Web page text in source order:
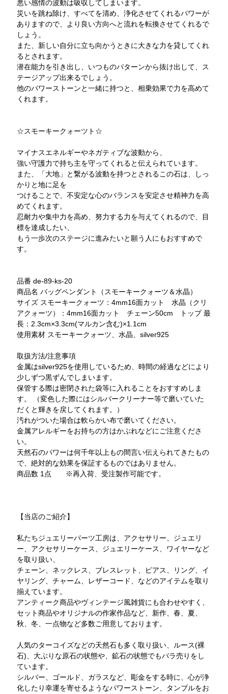
悪い感情の波動は吸収してしまいます。
災いを跳ね除け、すべてを清め、浄化させてくれるパワーが
ありますので、より良い方向へと流れを転換させてくれるで
しょう。
また、新しい自分に立ち向かうときに大きな力を貸してくれ
るとされます。
潜在能力を引き出し、いつものパターンから抜け出して、ス
テージアップ出来るでしょう。
他のパワーストーンと一緒に持つと、相乗効果で力を高めて
くれます。
☆スモーキークォーツト☆
マイナスエネルギーやネガティブな波動から、
強い守護力で持ち主を守ってくれると伝えられています。
また、「大地」と繋がる波動を持つとされるこの石は、しっ
かりと地に足を
つけることで、不安定な心のバランスを安定させ精神力を高
めてくれます。
忍耐力や集中力を高め、努力する力を与えてくれるので、目
標を達成したい、
もう一歩次のステージに進みたいと願う人にもおすすめで
す。
品番 de-89-ks-20
商品名 バッグペンダント（スモーキークォーツ＆水晶）
サイズ スモーキークォーツ：4mm16面カット 水晶（クリ
アクォーツ）：4mm16面カット チェーン50cm トップ 最
長：2.3cm×3.3cm(マルカン含む)×1.1cm
使用素材 スモーキークォーツ、水晶、silver925
取扱方法/注意事項
金属はsilver925を使用しているため、時間の経過などにより
少しずつ黒ずんでしまいます。
保管する際は密閉された袋等に入れることをおすすめしま
す。 （変色した際にはシルバークリーナー等で磨いていた
だくと輝きを戻してくれます。）
汚れがついた場合は軟らかい布で磨いてください。
金属アレルギーをお持ちの方はかぶれなどにご注意くださ
い。
天然石のパワーは何千年以上もの間言い伝えられてきたもの
で、絶対的な効果を保証するものではありません。
商品数 1点 ※再入荷、受注製作可能です。
【当店のご紹介】
私たちジュエリーパーツ工房は、アクセサリー、ジュエリ
ー、アクセサリーケース、ジュエリーケース、ワイヤーなど
を取り扱い、
チェーン、ネックレス、ブレスレット、ピアス、リング、イ
ヤリング、チャーム、レザーコード、などのアイテムを取り
揃えています。
アンティーク商品やヴィンテージ風雑貨にも合わせやすく、
セット商品やオリジナルの作家作品など、新作、春、夏、
秋、冬、一点物など多数ご用意しております。
人気のターコイズなどの天然石も多く取り扱い、ルース(裸
石)、大ぶりな原石の状態や、鉱石の状態でもバラ売りをし
ています。
シルバー、ゴールド、ガラスなど、彫金をする時に、心が浄
化したり幸運を寄せるようなパワーストーン、タンブルをお